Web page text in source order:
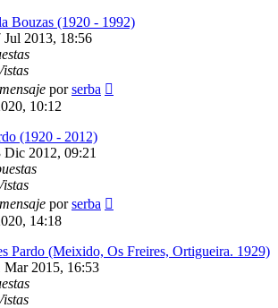
Bouzas (1920 - 1992)
Jul 2013, 18:56
porserba
10:12
(1920 - 2012)
Dic 2012, 09:21
porserba
14:18
Pardo (Meixido, Os Freires, Ortigueira. 1929)
Mar 2015, 16:53